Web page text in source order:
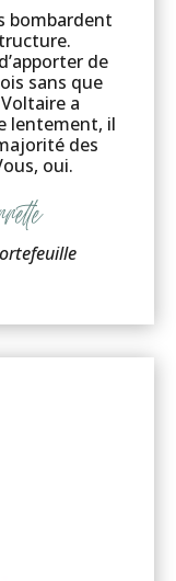
bombardent
de
sans que
a
lentement, il
des
oui.